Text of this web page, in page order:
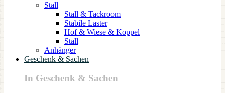
Stall
Stall & Tackroom
Stabile Laster
Hof & Wiese & Koppel
Stall
Anhänger
Geschenk & Sachen
In Geschenk & Sachen